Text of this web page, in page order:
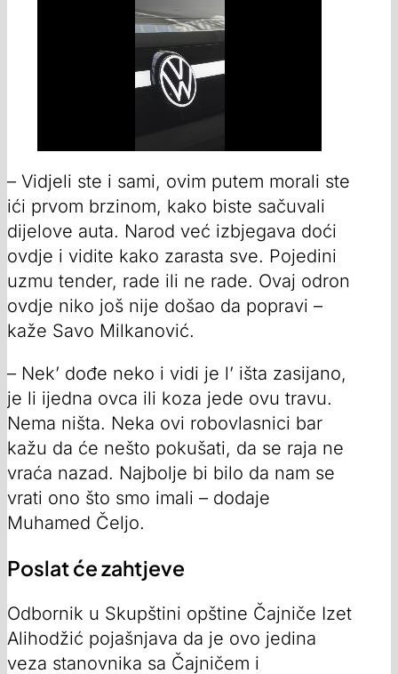
– Vidjeli ste i sami, ovim putem morali ste
ići prvom brzinom, kako biste sačuvali
dijelove auta. Narod već izbjegava doći
ovdje i vidite kako zarasta sve. Pojedini
uzmu tender, rade ili ne rade. Ovaj odron
ovdje niko još nije došao da popravi –
kaže Savo Milkanović.
– Nek’ dođe neko i vidi je l’ išta zasijano,
je li ijedna ovca ili koza jede ovu travu.
Nema ništa. Neka ovi robovlasnici bar
kažu da će nešto pokušati, da se raja ne
vraća nazad. Najbolje bi bilo da nam se
vrati ono što smo imali – dodaje
Muhamed Čeljo.
Poslat će zahtjeve
Odbornik u Skupštini opštine Čajniče Izet
Alihodžić pojašnjava da je ovo jedina
veza stanovnika sa Čajničem i